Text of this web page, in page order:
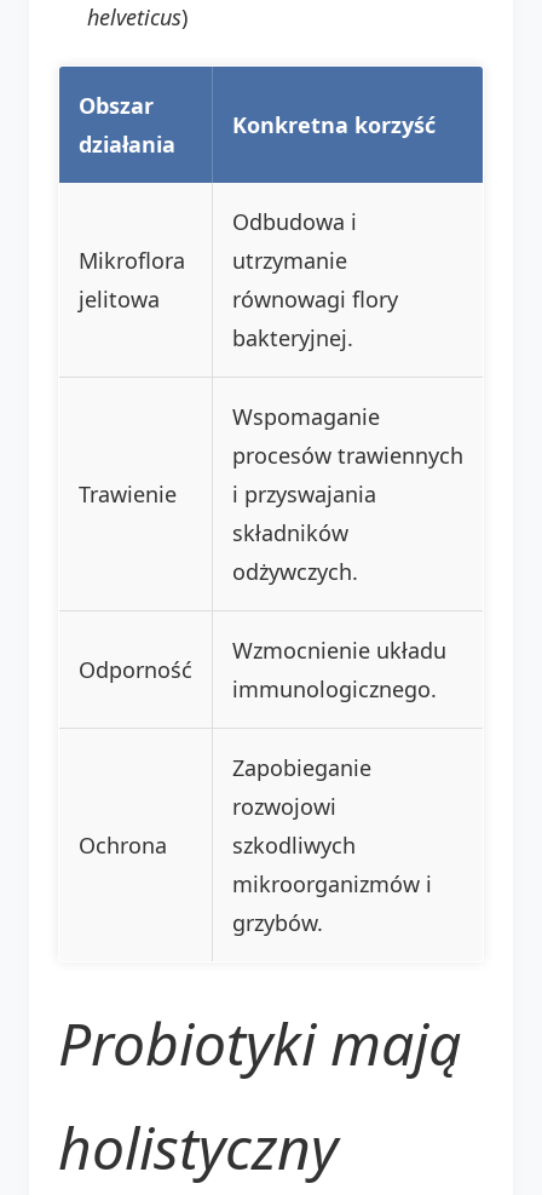
helveticus)
Obszar
działania
Konkretna korzyść
Mikroflora
jelitowa
Odbudowa i
utrzymanie
równowagi flory
bakteryjnej.
Trawienie
Wspomaganie
procesów trawiennych
i przyswajania
składników
odżywczych.
Odporność
Wzmocnienie układu
immunologicznego.
Ochrona
Zapobieganie
rozwojowi
szkodliwych
mikroorganizmów i
grzybów.
Probiotyki mają
holistyczny